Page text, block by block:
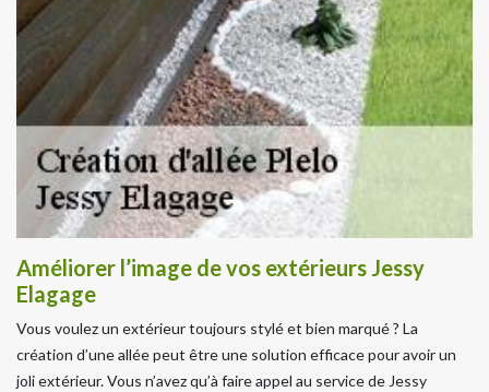
Améliorer l’image de vos extérieurs Jessy
Elagage
Vous voulez un extérieur toujours stylé et bien marqué ? La
création d’une allée peut être une solution efficace pour avoir un
joli extérieur. Vous n’avez qu’à faire appel au service de Jessy